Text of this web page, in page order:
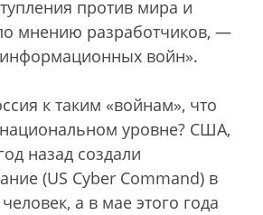
против мира и
мнению разработчиков, —
войн».
к таким «войнам», что
уровне? США,
назад создали
(US Cyber Command) в
а в мае этого года